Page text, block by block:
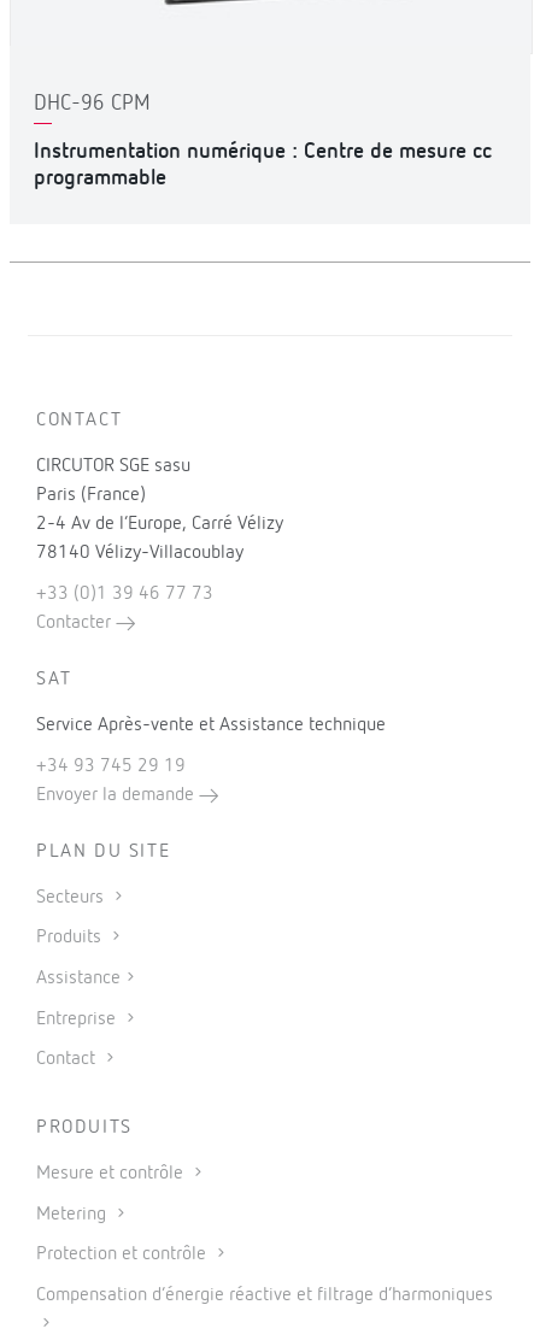
DHC-96 CPM
Instrumentation numérique : Centre de mesure cc
programmable
CONTACT
CIRCUTOR SGE sasu
Paris (France)
2-4 Av de l’Europe, Carré Vélizy
78140 Vélizy-Villacoublay
+33 (0)1 39 46 77 73
Contacter
SAT
Service Après-vente et Assistance technique
+34 93 745 29 19
Envoyer la demande
PLAN DU SITE
Secteurs
Produits
Assistance
Entreprise
Contact
PRODUITS
Mesure et contrôle
Metering
Protection et contrôle
Compensation d’énergie réactive et filtrage d’harmoniques